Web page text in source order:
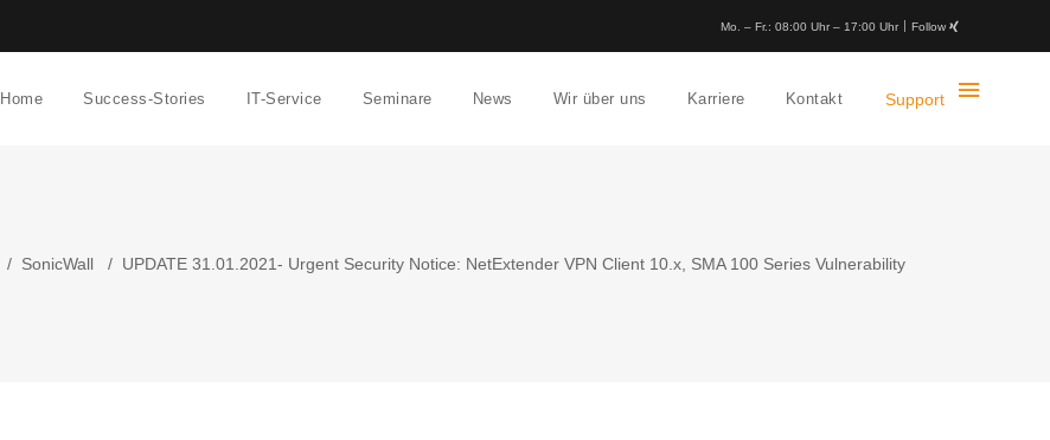
Mo. – Fr.: 08:00 Uhr – 17:00 Uhr Follow
Home Success-Stories IT-Service Seminare News Wir über uns Karriere Kontakt Support
/ SonicWall / UPDATE 31.01.2021- Urgent Security Notice: NetExtender VPN Client 10.x, SMA 100 Series Vulnerability